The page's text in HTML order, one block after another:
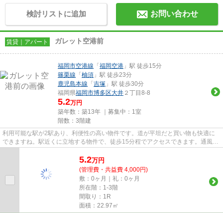
検討リストに追加 お問い合わせ
賃貸｜アパート ガレット空港前
福岡市空港線 「福岡空港 」駅 徒歩15分
篠栗線 「柚須 」駅 徒歩23分
鹿児島本線 「吉塚 」駅 徒歩30分
福岡県福岡市博多区大井 ２丁目8-8
5.2万円
築年数：築13年 ｜募集中： 1室
階数：3階建
利用可能な駅が2駅あり、利便性の高い物件です。道が平坦だと買い物も快適に
できますね。駅近くに立地する物件で、徒歩15分程でアクセスできます。通風シ
ステムが整った換気がしやすい...
5.2万円
(管理費・共益費 4,000円)
敷：0ヶ月｜礼：0ヶ月
所在階：1-3階
間取り：1R
面積：22.97㎡